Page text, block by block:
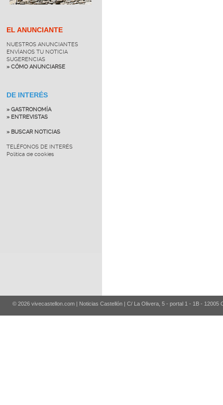
EL ANUNCIANTE
NUESTROS ANUNCIANTES
ENVÍANOS TU NOTICIA
SUGERENCIAS
» CÓMO ANUNCIARSE
DE INTERÉS
» GASTRONOMÍA
» ENTREVISTAS
» BUSCAR NOTICIAS
TELÉFONOS DE INTERÉS
Política de cookies
© 2026 vivecastellon.com | Noticias Castellón | C/ La Olivera, 5 - portal 1 - 1B - 12005